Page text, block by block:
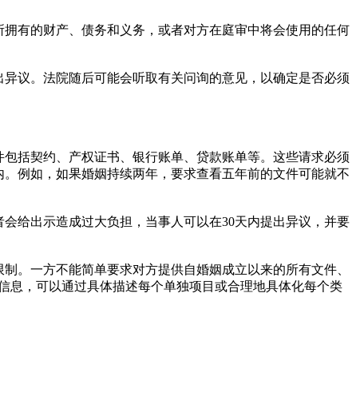
有的财产、债务和义务，或者对方在庭审中将会使用的任何
议。法院随后可能会听取有关问询的意见，以确定是否必须
括契约、产权证书、银行账单、贷款账单等。这些请求必须
例如，如果婚姻持续两年，要求查看五年前的文件可能就不
给出示造成过大负担，当事人可以在30天内提出异议，并要
。一方不能简单要求对方提供自婚姻成立以来的所有文件、
息，可以通过具体描述每个单独项目或合理地具体化每个类